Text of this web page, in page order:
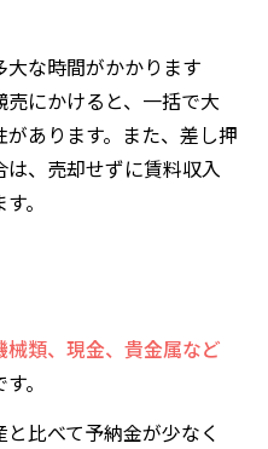
な時間がかかります
にかけると、一括で大
あります。また、差し押
、売却せずに賃料収入
。
類、現金、貴金属など
。
比べて予納金が少なく